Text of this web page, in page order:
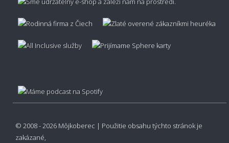
© 2008 - 2026 Môjkoberec | Použitie obsahu týchto stránok je
zakázané,